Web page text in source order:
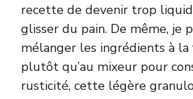
recette de devenir trop
glisser du pain. De même, je
mélanger les ingrédients à
plutôt qu’au mixeur pour
rusticité, cette légère